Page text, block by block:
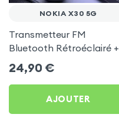
NOKIA X30 5G
Transmetteur FM
Bluetooth Rétroéclairé +
Chargeur Voiture USB C
et USB - XO
24,90 €
AJOUTER